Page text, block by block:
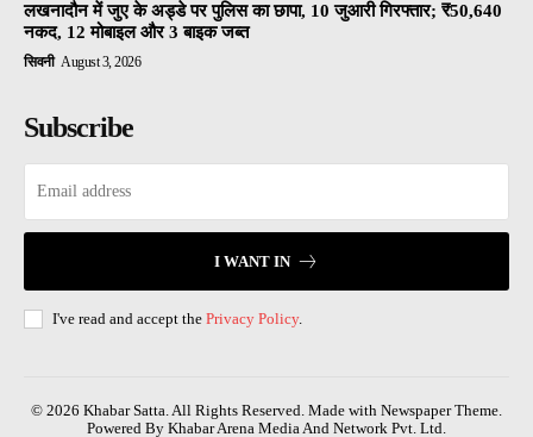
लखनादौन में जुए के अड्डे पर पुलिस का छापा, 10 जुआरी गिरफ्तार; ₹50,640
नकद, 12 मोबाइल और 3 बाइक जब्त
सिवनी August 3, 2026
Subscribe
I WANT IN
I've read and accept the Privacy Policy.
© 2026 Khabar Satta. All Rights Reserved. Made with Newspaper Theme.
Powered By Khabar Arena Media And Network Pvt. Ltd.